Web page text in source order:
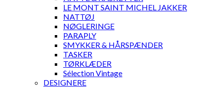
LE MONT SAINT MICHEL JAKKER
NATTØJ
NØGLERINGE
PARAPLY
SMYKKER & HÅRSPÆNDER
TASKER
TØRKLÆDER
Sélection Vintage
DESIGNERE